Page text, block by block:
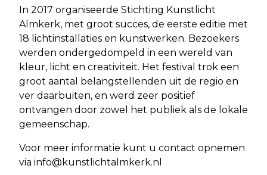
In 2017 organiseerde Stichting Kunstlicht
Almkerk, met groot succes, de eerste editie met
18 lichtinstallaties en kunstwerken. Bezoekers
werden ondergedompeld in een wereld van
kleur, licht en creativiteit. Het festival trok een
groot aantal belangstellenden uit de regio en
ver daarbuiten, en werd zeer positief
ontvangen door zowel het publiek als de lokale
gemeenschap.
Voor meer informatie kunt u contact opnemen
via info@kunstlichtalmkerk.nl